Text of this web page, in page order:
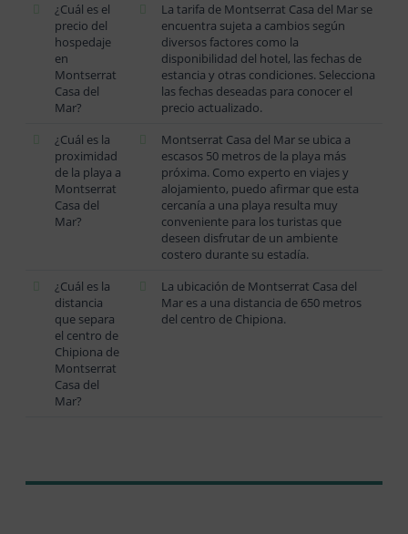
¿Cuál es el
precio del
hospedaje
en
Montserrat
Casa del
Mar?
La tarifa de Montserrat Casa del Mar se
encuentra sujeta a cambios según
diversos factores como la
disponibilidad del hotel, las fechas de
estancia y otras condiciones. Selecciona
las fechas deseadas para conocer el
precio actualizado.
¿Cuál es la
proximidad
de la playa a
Montserrat
Casa del
Mar?
Montserrat Casa del Mar se ubica a
escasos 50 metros de la playa más
próxima. Como experto en viajes y
alojamiento, puedo afirmar que esta
cercanía a una playa resulta muy
conveniente para los turistas que
deseen disfrutar de un ambiente
costero durante su estadía.
¿Cuál es la
distancia
que separa
el centro de
Chipiona de
Montserrat
Casa del
Mar?
La ubicación de Montserrat Casa del
Mar es a una distancia de 650 metros
del centro de Chipiona.